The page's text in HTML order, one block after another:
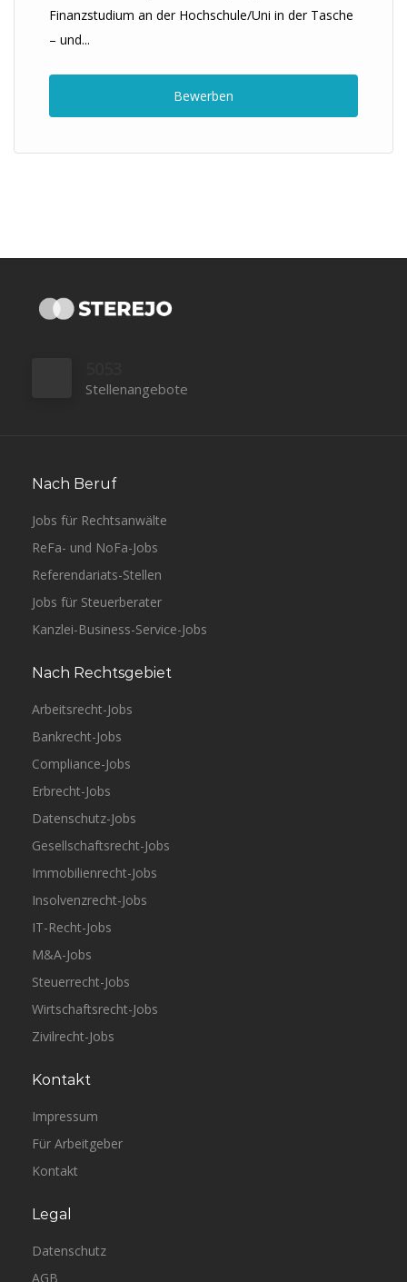
Finanzstudium an der Hochschule/Uni in der Tasche
– und...
Bewerben
Stellenangebote
Nach Beruf
Jobs für Rechtsanwälte
ReFa- und NoFa-Jobs
Referendariats-Stellen
Jobs für Steuerberater
Kanzlei-Business-Service-Jobs
Nach Rechtsgebiet
Arbeitsrecht-Jobs
Bankrecht-Jobs
Compliance-Jobs
Erbrecht-Jobs
Datenschutz-Jobs
Gesellschaftsrecht-Jobs
Immobilienrecht-Jobs
Insolvenzrecht-Jobs
IT-Recht-Jobs
M&A-Jobs
Steuerrecht-Jobs
Wirtschaftsrecht-Jobs
Zivilrecht-Jobs
Kontakt
Impressum
Für Arbeitgeber
Kontakt
Legal
Datenschutz
AGB